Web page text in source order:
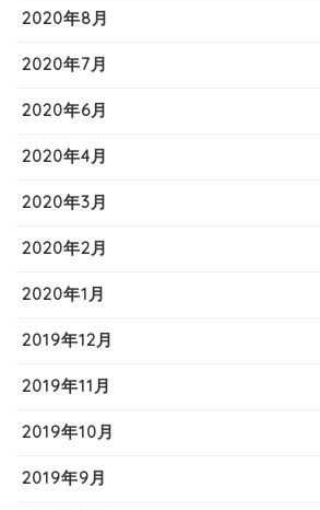
2020年8月
2020年7月
2020年6月
2020年4月
2020年3月
2020年2月
2020年1月
2019年12月
2019年11月
2019年10月
2019年9月